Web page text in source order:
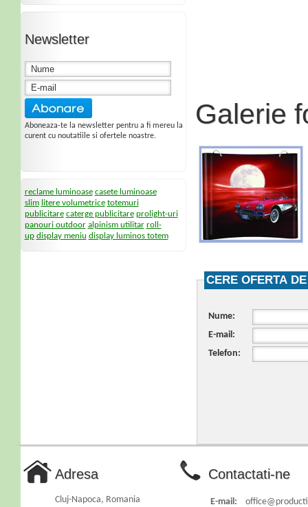
Newsletter
Aboneaza-te la newsletter pentru a fi mereu la
curent cu noutatiile si ofertele noastre.
reclame luminoase casete luminoase
slim litere volumetrice totemuri
publicitare caterge publicitare prolight-uri
panouri outdoor alpinism utilitar roll-
up display meniu display luminos totem
Galerie
CERE OFERTA
Nume:
E-mail:
Telefon:
Adresa
Cluj-Napoca, Romania
Contactati-ne
E-mail: